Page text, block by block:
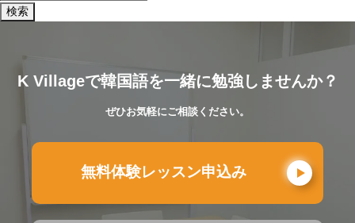
K Villageで韓国語を一緒に勉強しませんか？
ぜひお気軽にご相談ください。
無料体験レッスン申込み